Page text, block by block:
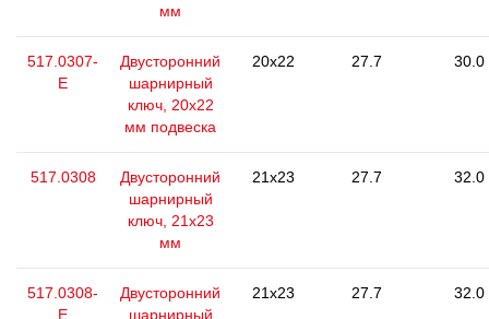
мм
517.0307-
E
Двусторонний
шарнирный
ключ, 20х22
мм подвеска
20x22 27.7 30.0
517.0308
Двусторонний
шарнирный
ключ, 21х23
мм
21x23 27.7 32.0
517.0308-
E
Двусторонний
шарнирный
21x23 27.7 32.0